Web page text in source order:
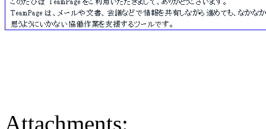
Attachments: